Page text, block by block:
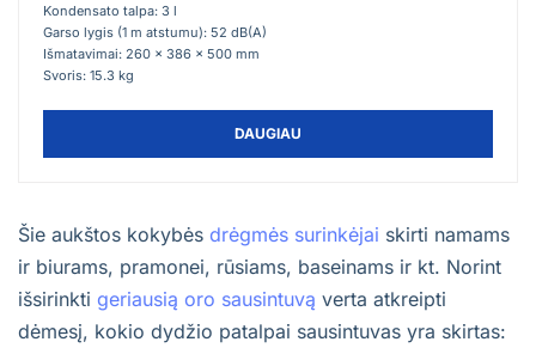
Kondensato talpa: 3 l
Garso lygis (1 m atstumu): 52 dB(A)
Išmatavimai: 260 x 386 x 500 mm
Svoris: 15.3 kg
DAUGIAU
Šie aukštos kokybės drėgmės surinkėjai skirti namams
ir biurams, pramonei, rūsiams, baseinams ir kt. Norint
išsirinkti geriausią oro sausintuvą verta atkreipti
dėmesį, kokio dydžio patalpai sausintuvas yra skirtas: